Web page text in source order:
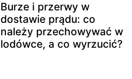
Burze i przerwy w
dostawie prądu: co
należy przechowywać w
lodówce, a co wyrzucić?